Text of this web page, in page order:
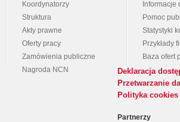
Koordynatorzy
Struktura
Akty prawne
Oferty pracy
Zamówienia publiczne
Nagroda NCN
Informacje
Pomoc
Statystyki
Przykłady
Baza ofert
Deklaracja
Przetwarzanie
Polityka cookies
Partnerzy